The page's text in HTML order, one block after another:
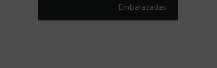
Embarazadas